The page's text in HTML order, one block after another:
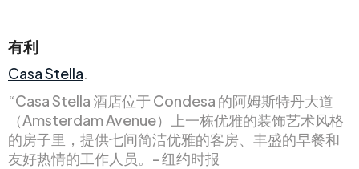
有利
Casa Stella.
“Casa Stella 酒店位于 Condesa 的阿姆斯特丹大道
（Amsterdam Avenue）上一栋优雅的装饰艺术风格
的房子里，提供七间简洁优雅的客房、丰盛的早餐和
友好热情的工作人员。- 纽约时报